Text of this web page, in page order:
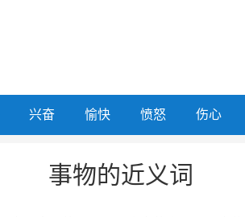
兴奋 愉快 愤怒 伤心
事物的近义词